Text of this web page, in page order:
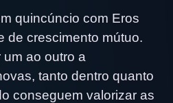
quincúncio com Eros
de crescimento mútuo.
ao outro a
tanto dentro quanto
conseguem valorizar as